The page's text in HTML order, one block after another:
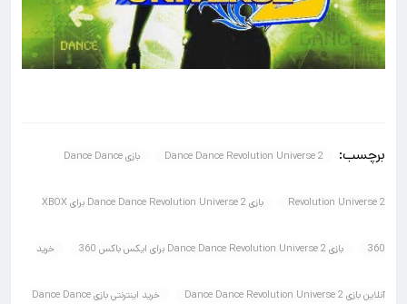
برچسب: Dance Dance Revolution Universe 2 بازی Dance Dance
Revolution Universe 2 بازی Dance Dance Revolution Universe 2 برای XBOX
360 بازی Dance Dance Revolution Universe 2 برای ایکس باکس 360 خرید
آنلاین بازی Dance Dance Revolution Universe 2 خرید اینترنتی بازی Dance Dance